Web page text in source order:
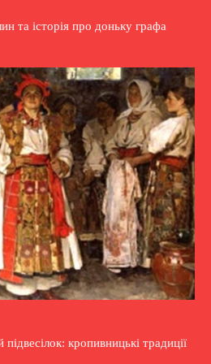
та історія про доньку графа
кропивницькі традиції